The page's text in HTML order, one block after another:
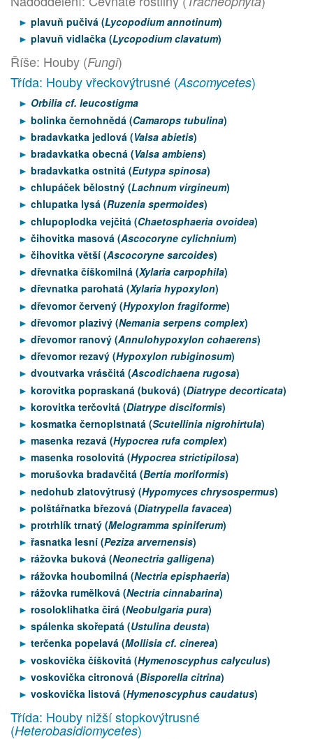
plavuň pučivá (Lycopodium annotinum)
plavuň vidlačka (Lycopodium clavatum)
Říše: Houby (Fungi)
Třída: Houby vřeckovýtrusné (Ascomycetes)
Orbilia cf. leucostigma
bolinka černohnědá (Camarops tubulina)
bradavkatka jedlová (Valsa abietis)
bradavkatka obecná (Valsa ambiens)
bradavkatka ostnitá (Eutypa spinosa)
chlupáček bělostný (Lachnum virgineum)
chlupatka lysá (Ruzenia spermoides)
chlupoplodka vejčitá (Chaetosphaeria ovoidea)
čihovitka masová (Ascocoryne cylichnium)
čihovitka větší (Ascocoryne sarcoides)
dřevnatka číškomilná (Xylaria carpophila)
dřevnatka parohatá (Xylaria hypoxylon)
dřevomor červený (Hypoxylon fragiforme)
dřevomor plazivý (Nemania serpens complex)
dřevomor ranový (Annulohypoxylon cohaerens)
dřevomor rezavý (Hypoxylon rubiginosum)
dvoutvarka vrásčitá (Ascodichaena rugosa)
korovitka popraskaná (buková) (Diatrype decorticata)
korovitka terčovitá (Diatrype disciformis)
kosmatka černoplstnatá (Scutellinia nigrohirtula)
masenka rezavá (Hypocrea rufa complex)
masenka rosolovitá (Hypocrea strictipilosa)
morušovka bradavčitá (Bertia moriformis)
nedohub zlatovýtrusý (Hypomyces chrysospermus)
polštářnatka březová (Diatrypella favacea)
protrhlík trnatý (Melogramma spiniferum)
řasnatka lesní (Peziza arvernensis)
rážovka buková (Neonectria galligena)
rážovka houbomilná (Nectria episphaeria)
rážovka rumělková (Nectria cinnabarina)
rosoloklihatka čirá (Neobulgaria pura)
spálenka skořepatá (Ustulina deusta)
terčenka popelavá (Mollisia cf. cinerea)
voskovička číškovitá (Hymenoscyphus calyculus)
voskovička citronová (Bisporella citrina)
voskovička listová (Hymenoscyphus caudatus)
Třída: Houby nižší stopkovýtrusné
(Heterobasidiomycetes)